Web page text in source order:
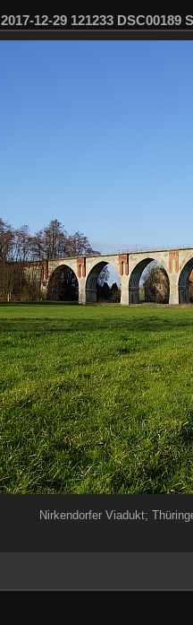
2017-12-29 121233 DSC00189
Nirkendorfer Viadukt;